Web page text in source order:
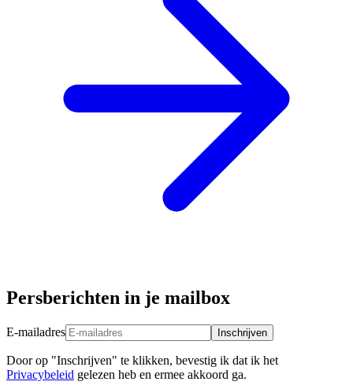
Persberichten in je mailbox
E-mailadres Inschrijven
Door op "Inschrijven" te klikken, bevestig ik dat ik het
Privacybeleid gelezen heb en ermee akkoord ga.